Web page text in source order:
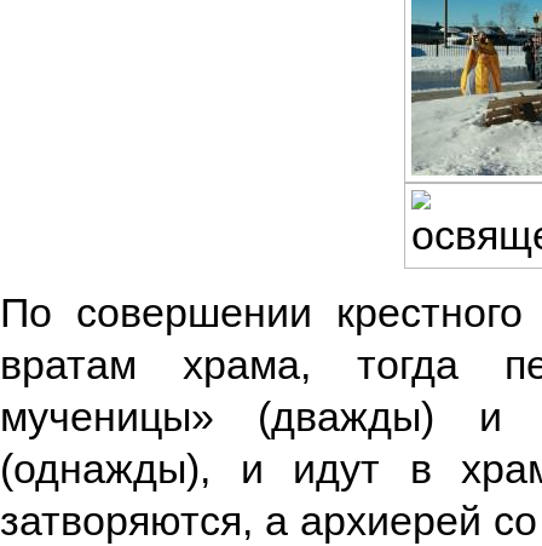
По совершении
вратам храма, тогда
мученицы» (дважды) и
(однажды), и идут в
затворяются, а архиерей